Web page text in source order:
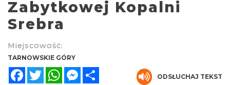
Dzień Kartofla w chorzowskim skansenie
Chorzów
15.25 km
Zabytkowej Kopalni
Srebra
Miejscowość:
TARNOWSKIE GÓRY
FacebookTwitterWhatsAppMessenger
ODSŁUCHAJ TEKST